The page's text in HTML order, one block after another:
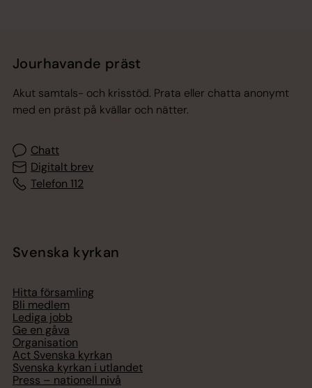
Jourhavande präst
Akut samtals- och krisstöd. Prata eller chatta anonymt
med en präst på kvällar och nätter.
Chatt
Digitalt brev
Telefon 112
Svenska kyrkan
Hitta församling
Bli medlem
Lediga jobb
Ge en gåva
Organisation
Act Svenska kyrkan
Svenska kyrkan i utlandet
Press – nationell nivå